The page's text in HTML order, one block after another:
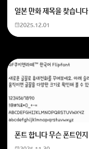
일본 만화 제목을 찾습니
2025.12.01
폰트 합니다 무슨 폰트인